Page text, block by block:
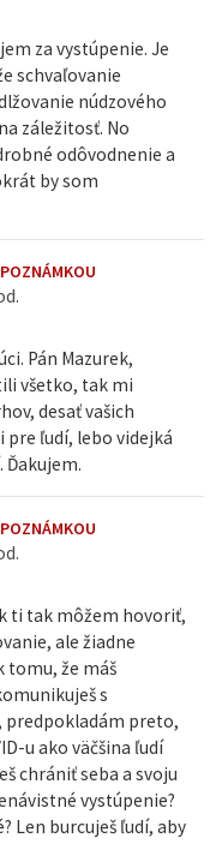
za vystúpenie. Je
schvaľovanie
núdzového
záležitosť. No
odôvodnenie a
by som
Pán Mazurek,
všetko, tak mi
desať vašich
pre ľudí, lebo videjká
ti tak môžem hovoriť,
ale žiadne
tomu, že máš
s
preto,
u ako väčšina ľudí
chrániť seba a svoju
vystúpenie?
Len burcuješ ľudí, aby